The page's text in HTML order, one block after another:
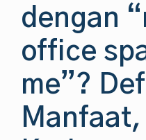
dengan
office
me”?
Manfaat,